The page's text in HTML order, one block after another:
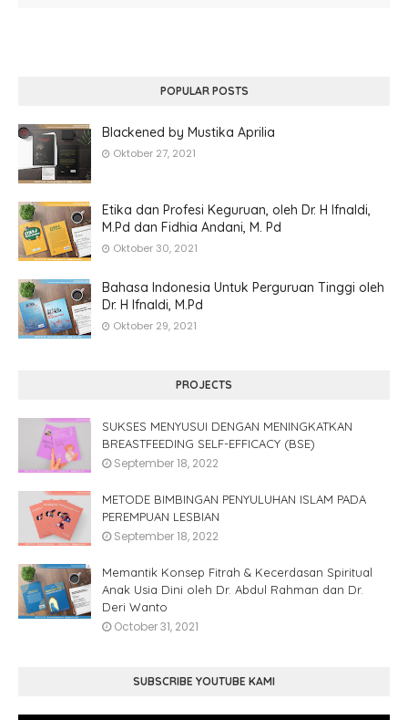
POPULAR POSTS
Blackened by Mustika Aprilia
Oktober 27, 2021
Etika dan Profesi Keguruan, oleh Dr. H Ifnaldi,
M.Pd dan Fidhia Andani, M. Pd
Oktober 30, 2021
Bahasa Indonesia Untuk Perguruan Tinggi oleh
Dr. H Ifnaldi, M.Pd
Oktober 29, 2021
PROJECTS
SUKSES MENYUSUI DENGAN MENINGKATKAN
BREASTFEEDING SELF-EFFICACY (BSE)
September 18, 2022
METODE BIMBINGAN PENYULUHAN ISLAM PADA
PEREMPUAN LESBIAN
September 18, 2022
Memantik Konsep Fitrah & Kecerdasan Spiritual
Anak Usia Dini oleh Dr. Abdul Rahman dan Dr.
Deri Wanto
October 31, 2021
SUBSCRIBE YOUTUBE KAMI